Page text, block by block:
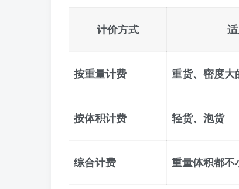
计价方式
按重量计费 重货、密度大
按体积计费 轻货、泡货
综合计费 重量体积都不